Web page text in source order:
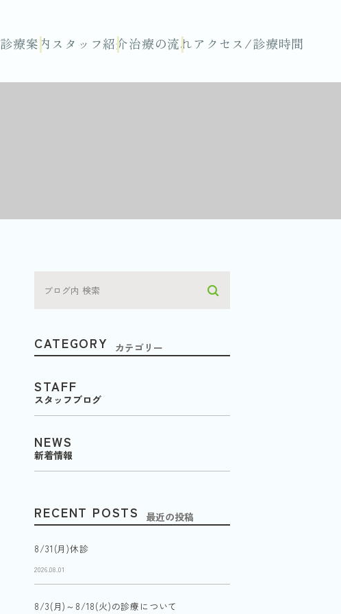
診療案内スタッフ紹介治療の流れアクセス/診療時間
CATEGORY カテゴリー
STAFF
スタッフブログ
NEWS
新着情報
RECENT POSTS 最近の投稿
8/31(月)休診
2026.08.01
8/3(月)～8/18(火)の診療について